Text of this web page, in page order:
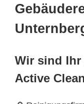
Wir sind Ihr
Active